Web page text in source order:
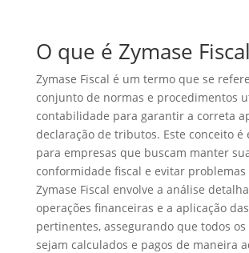
O que é Zymase
Zymase Fiscal é um termo que se
conjunto de normas e procedimentos
contabilidade para garantir a correta
declaração de tributos. Este conceito é
para empresas que buscam manter
conformidade fiscal e evitar problemas
Zymase Fiscal envolve a análise
operações financeiras e a aplicação
pertinentes, assegurando que todos
sejam calculados e pagos de maneira